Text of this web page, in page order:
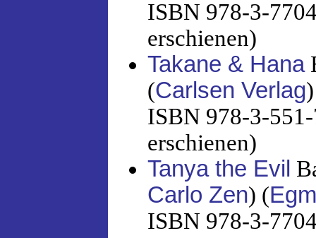
ISBN 978-3-
erschienen)
Takane & Hana
(Carlsen Verlag)
ISBN 978-3-
erschienen)
Tanya the Evil
Carlo Zen) (
ISBN 978-3-